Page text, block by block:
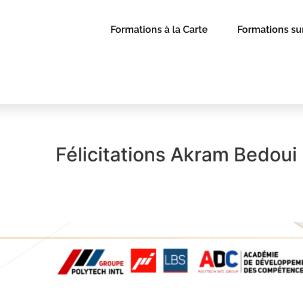
Formations à la Carte Formations
Félicitations Akram Bedoui